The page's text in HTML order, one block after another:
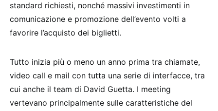
standard richiesti, nonché massivi investimenti in
comunicazione e promozione dell’evento volti a
favorire l’acquisto dei biglietti.
Tutto inizia più o meno un anno prima tra chiamate,
video call e mail con tutta una serie di interfacce, tra
cui anche il team di David Guetta. I meeting
vertevano principalmente sulle caratteristiche del